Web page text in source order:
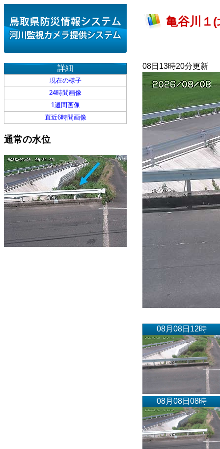
詳細
現在の様子
24時間画像
1週間画像
直近6時間画像
通常の水位
亀谷川１
08日13時20分更新
08月08日12時
08月08日08時